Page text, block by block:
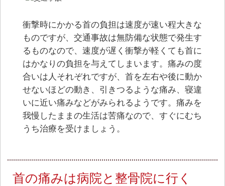
衝撃時にかかる⾸の負担は速度が速い程⼤きな
ものですが、交通事故は無防備な状態で発⽣す
るものなので、速度が遅く衝撃が軽くても⾸に
はかなりの負担を与えてしまいます。痛みの度
合いは⼈それぞれですが、⾸を左右や後に動か
せないほどの動き、引きつるような痛み、寝違
いに近い痛みなどがみられるようです。痛みを
我慢したままの⽣活は苦痛なので、すぐにむち
うち治療を受けましょう。
⾸の痛みは病院と整⾻院に⾏く